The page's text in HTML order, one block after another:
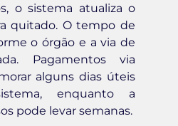
o sistema atualiza o
quitado. O tempo de
o órgão e a via de
Pagamentos via
alguns dias úteis
enquanto a
pode levar semanas.